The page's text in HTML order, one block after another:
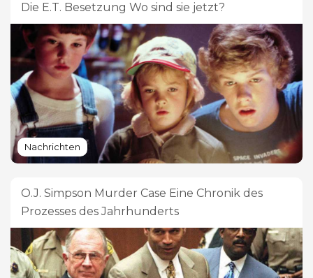
Die E.T. Besetzung Wo sind sie jetzt?
Nachrichten
O.J. Simpson Murder Case Eine Chronik des
Prozesses des Jahrhunderts